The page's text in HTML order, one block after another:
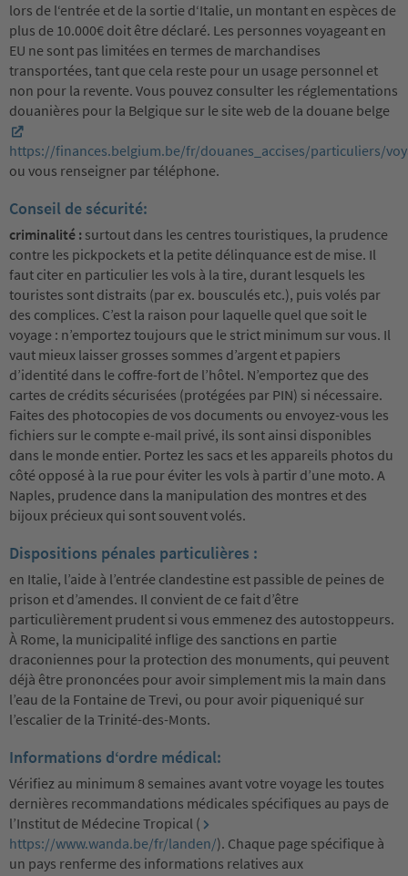
lors de l‘entrée et de la sortie d‘Italie, un montant en espèces de
plus de 10.000€ doit être déclaré. Les personnes voyageant en
EU ne sont pas limitées en termes de marchandises
transportées, tant que cela reste pour un usage personnel et
non pour la revente. Vous pouvez consulter les réglementations
douanières pour la Belgique sur le site web de la douane belge
https://finances.belgium.be/fr/douanes_accises/particuliers/
ou vous renseigner par téléphone.
Conseil de sécurité:
criminalité : surtout dans les centres touristiques, la prudence
contre les pickpockets et la petite délinquance est de mise. Il
faut citer en particulier les vols à la tire, durant lesquels les
touristes sont distraits (par ex. bousculés etc.), puis volés par
des complices. C’est la raison pour laquelle quel que soit le
voyage : n’emportez toujours que le strict minimum sur vous. Il
vaut mieux laisser grosses sommes d’argent et papiers
d’identité dans le coffre-fort de l’hôtel. N’emportez que des
cartes de crédits sécurisées (protégées par PIN) si nécessaire.
Faites des photocopies de vos documents ou envoyez-vous les
fichiers sur le compte e-mail privé, ils sont ainsi disponibles
dans le monde entier. Portez les sacs et les appareils photos du
côté opposé à la rue pour éviter les vols à partir d’une moto. A
Naples, prudence dans la manipulation des montres et des
bijoux précieux qui sont souvent volés.
Dispositions pénales particulières :
en Italie, l’aide à l’entrée clandestine est passible de peines de
prison et d’amendes. Il convient de ce fait d’être
particulièrement prudent si vous emmenez des autostoppeurs.
À Rome, la municipalité inflige des sanctions en partie
draconiennes pour la protection des monuments, qui peuvent
déjà être prononcées pour avoir simplement mis la main dans
l’eau de la Fontaine de Trevi, ou pour avoir piqueniqué sur
l’escalier de la Trinité-des-Monts.
Informations d‘ordre médical:
Vérifiez au minimum 8 semaines avant votre voyage les toutes
dernières recommandations médicales spécifiques au pays de
l’Institut de Médecine Tropical (
https://www.wanda.be/fr/landen/). Chaque page spécifique à
un pays renferme des informations relatives aux